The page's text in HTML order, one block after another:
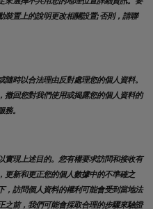
裝置上的說明更改相關設置;否則，請聯
時以合法理由反對處理您的個人資料。
撤回您對我們使用或揭露您的個人資料的
。
實現上述目的。您有權要求訪問和接收有
更新和更正您的個人數據中的不準確之
，訪問個人資料的權利可能會受到當地法
之前，我們可能會採取合理的步驟來驗證